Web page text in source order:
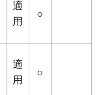
適
用
○
適
用
○